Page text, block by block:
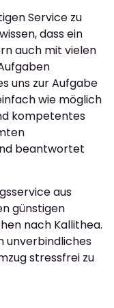
Service zu
dass ein
auch mit vielen
uns zur Aufgabe
wie möglich
kompetentes
beantwortet
aus
günstigen
nach Kallithea.
unverbindliches
stressfrei zu